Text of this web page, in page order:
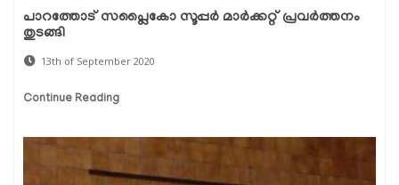
പാറത്തോട് സപ്ലൈകോ സൂപ്പര്‍ മാര്‍ക്കറ്റ് പ്രവര്‍ത്തനം
തുടങ്ങി
13th of September 2020
Continue Reading